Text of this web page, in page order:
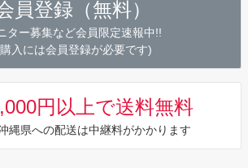
員登録（無料）
ター募集など会員限定速報中!!
入には会員登録が必要です)
円以上で送料無料
縄県への配送は中継料がかかります